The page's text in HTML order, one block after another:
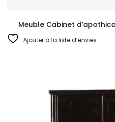
Meuble Cabinet
Ajouter à la liste d’envies